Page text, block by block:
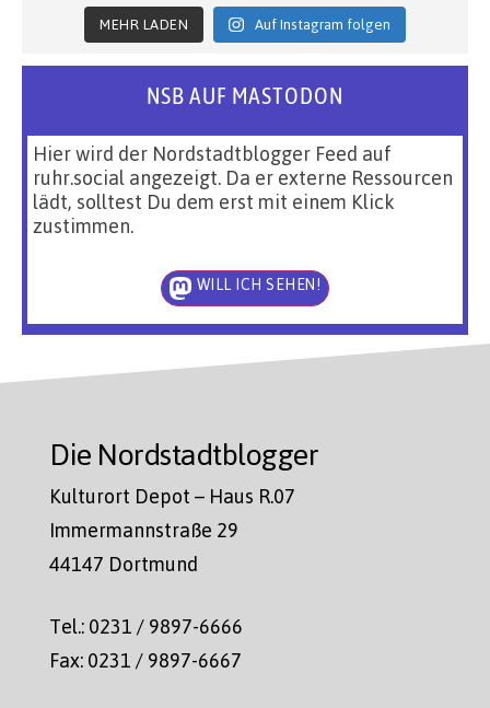
MEHR LADEN Auf Instagram folgen
NSB AUF MASTODON
Hier wird der Nordstadtblogger Feed auf
ruhr.social angezeigt. Da er externe Ressourcen
lädt, solltest Du dem erst mit einem Klick
zustimmen.
WILL ICH SEHEN!
Die Nordstadtblogger
Kulturort Depot – Haus R.07
Immermannstraße 29
44147 Dortmund
Tel.: 0231 / 9897-6666
Fax: 0231 / 9897-6667